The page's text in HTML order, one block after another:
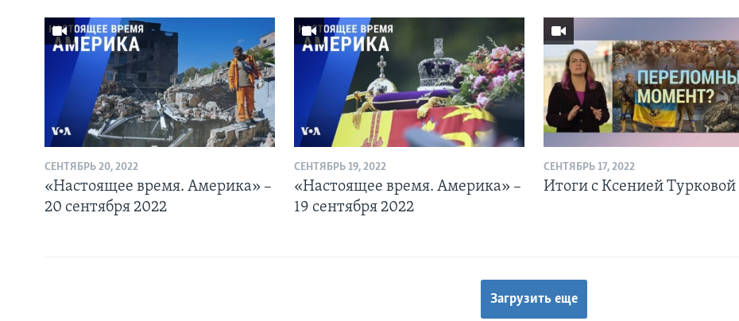
СЕНТЯБРЬ 20, 2022
«Настоящее время. Америка» –
20 сентября 2022
СЕНТЯБРЬ 19, 2022
«Настоящее время. Америка» –
19 сентября 2022
СЕНТЯБРЬ 17, 2022
Итоги с Ксенией Турковой
Загрузить еще